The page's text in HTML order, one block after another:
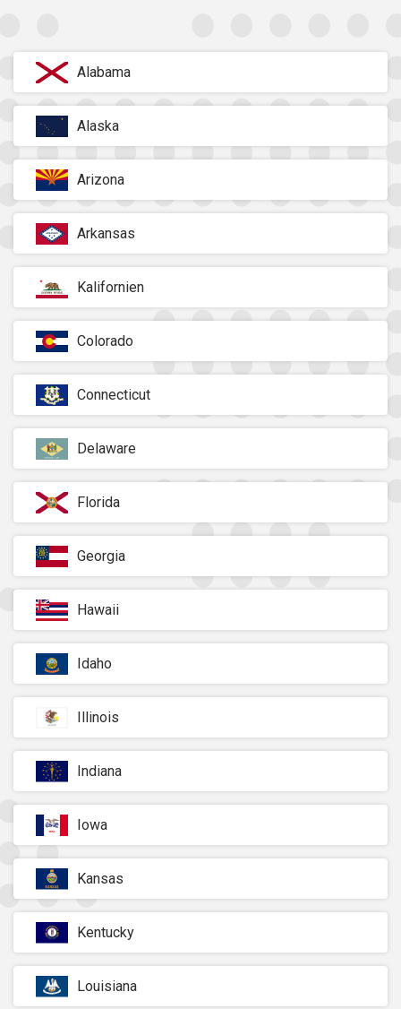
Alabama
Alaska
Arizona
Arkansas
Kalifornien
Colorado
Connecticut
Delaware
Florida
Georgia
Hawaii
Idaho
Illinois
Indiana
Iowa
Kansas
Kentucky
Louisiana